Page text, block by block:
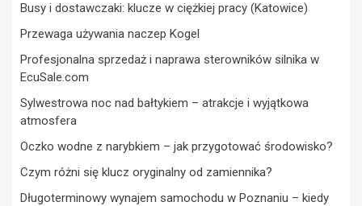
Busy i dostawczaki: klucze w ciężkiej pracy (Katowice)
Przewaga używania naczep Kogel
Profesjonalna sprzedaż i naprawa sterowników silnika w
EcuSale.com
Sylwestrowa noc nad bałtykiem – atrakcje i wyjątkowa
atmosfera
Oczko wodne z narybkiem – jak przygotować środowisko?
Czym różni się klucz oryginalny od zamiennika?
Długoterminowy wynajem samochodu w Poznaniu – kiedy